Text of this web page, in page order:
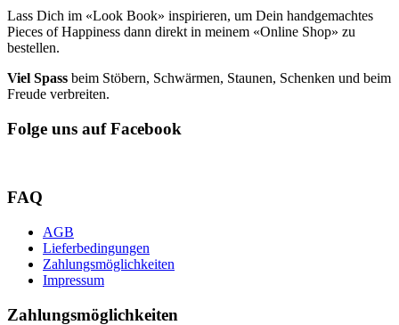
Lass Dich im «Look Book» inspirieren, um Dein handgemachtes
Pieces of Happiness dann direkt in meinem «Online Shop» zu
bestellen.
Viel Spass beim Stöbern, Schwärmen, Staunen, Schenken und beim
Freude verbreiten.
Folge uns auf Facebook
FAQ
AGB
Lieferbedingungen
Zahlungsmöglichkeiten
Impressum
Zahlungsmöglichkeiten